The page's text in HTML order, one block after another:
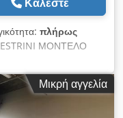
πλήρως
ΜΟΝΤΕΛΟ
mm - Μέγιστη κλίση
τεμαχίων: 45° - Ωριαία
περιστροφής
Hof - Ισχύς κινητήρα
Μικρή αγγελία